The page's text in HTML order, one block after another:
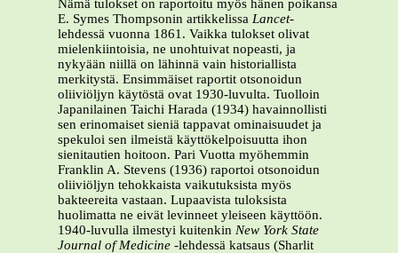
Nämä tulokset on raportoitu myös hänen poikansa
E. Symes Thompsonin artikkelissa Lancet-
lehdessä vuonna 1861. Vaikka tulokset olivat
mielenkiintoisia, ne unohtuivat nopeasti, ja
nykyään niillä on lähinnä vain historiallista
merkitystä. Ensimmäiset raportit otsonoidun
oliiviöljyn käytöstä ovat 1930-luvulta. Tuolloin
Japanilainen Taichi Harada (1934) havainnollisti
sen erinomaiset sieniä tappavat ominaisuudet ja
spekuloi sen ilmeistä käyttökelpoisuutta ihon
sienitautien hoitoon. Pari Vuotta myöhemmin
Franklin A. Stevens (1936) raportoi otsonoidun
oliiviöljyn tehokkaista vaikutuksista myös
bakteereita vastaan. Lupaavista tuloksista
huolimatta ne eivät levinneet yleiseen käyttöön.
1940-luvulla ilmestyi kuitenkin New York State
Journal of Medicine -lehdessä katsaus (Sharlit